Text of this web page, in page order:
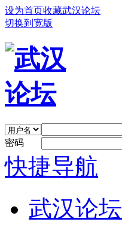
设为首页收藏武汉论坛
切换到宽版
密码
快捷导航
武汉论坛